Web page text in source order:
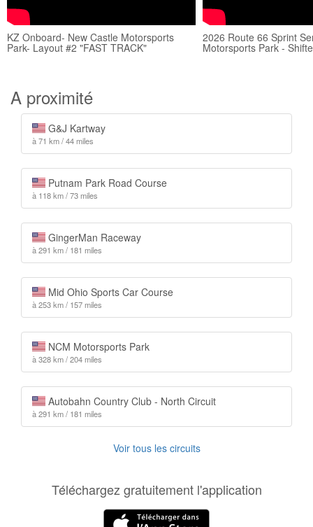
KZ Onboard- New Castle Motorsports
Park- Layout #2 "FAST TRACK"
2026 Route 66 Sprint
Motorsports Park -
A proximité
G&J Kartway
à 71 km / 44 miles
Putnam Park Road Course
à 118 km / 73 miles
GingerMan Raceway
à 291 km / 181 miles
Mid Ohio Sports Car Course
à 253 km / 157 miles
NCM Motorsports Park
à 328 km / 204 miles
Autobahn Country Club - North Circuit
à 291 km / 181 miles
Voir tous les circuits
Téléchargez gratuitement l'application